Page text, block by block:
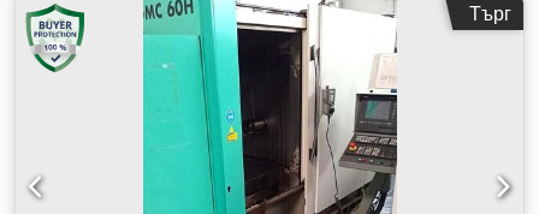
подаване по Y ос:400 мм, дължина на подаване по ос Z:
400 мм
, максимална скорост на вретеното:4 000 об/мин
мощност:
5,5 kW (7,48 к.с.)
, Без минимална цена –
гарантирана продажба на най-високата предложена цена!
ТЕХНИЧЕСКИ ДАННИ Ход на оста X: 600 мм Ход на оста Y:
400 мм Ход на оста Z: 400 мм Dcsdpezpxfbofx Alxek
Диапазон на скоростта на въртене на шпиндела: 40 – 4000
об./мин Патронник на шпиндела: ISO 40 Площ на
Търг